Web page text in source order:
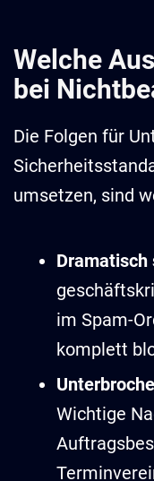
Welche
bei
Die Folgen für
umsetzen, sind
im Spam-
komplett
Wichtige